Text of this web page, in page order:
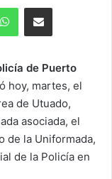
WhatsAppShare via Email
de Puerto
hoy, martes, el
de Utuado,
asociada, el
de la Uniformada,
de la Policía en